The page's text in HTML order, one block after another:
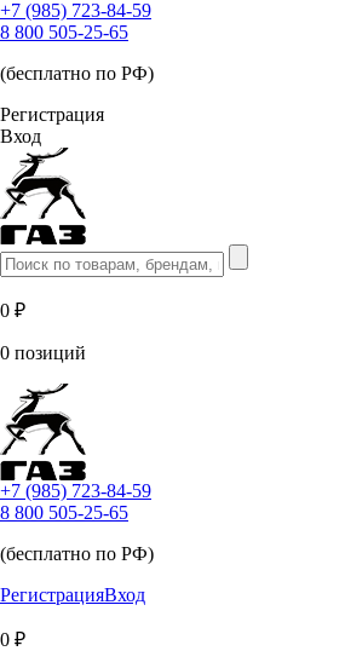
+7 (985) 723-84-59
8 800 505-25-65
(бесплатно по РФ)
Регистрация
Вход
0 ₽
0 позиций
+7 (985) 723-84-59
8 800 505-25-65
(бесплатно по РФ)
РегистрацияВход
0 ₽